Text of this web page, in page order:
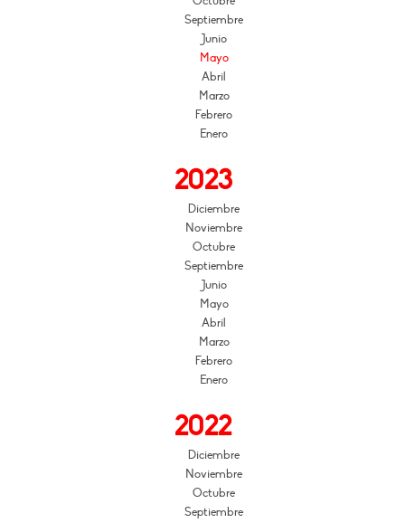
Septiembre
Junio
Mayo
Abril
Marzo
Febrero
Enero
2023
Diciembre
Noviembre
Octubre
Septiembre
Junio
Mayo
Abril
Marzo
Febrero
Enero
2022
Diciembre
Noviembre
Octubre
Septiembre